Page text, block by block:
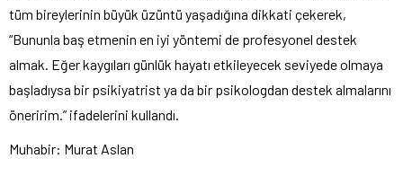
tüm bireylerinin büyük üzüntü yaşadığına dikkati çekerek,
“Bununla baş etmenin en iyi yöntemi de profesyonel destek
almak. Eğer kaygıları günlük hayatı etkileyecek seviyede olmaya
başladıysa bir psikiyatrist ya da bir psikologdan destek almalarını
öneririm.” ifadelerini kullandı.
Muhabir: Murat Aslan